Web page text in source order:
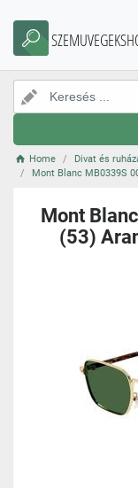
Home Divat és
Mont Blanc MB0339S
Mont
(53)